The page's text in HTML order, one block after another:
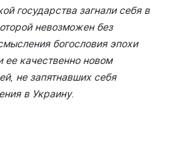
государства загнали себя в
невозможен без
богословия эпохи
ее качественно новом
не запятнавших себя
в Украину.